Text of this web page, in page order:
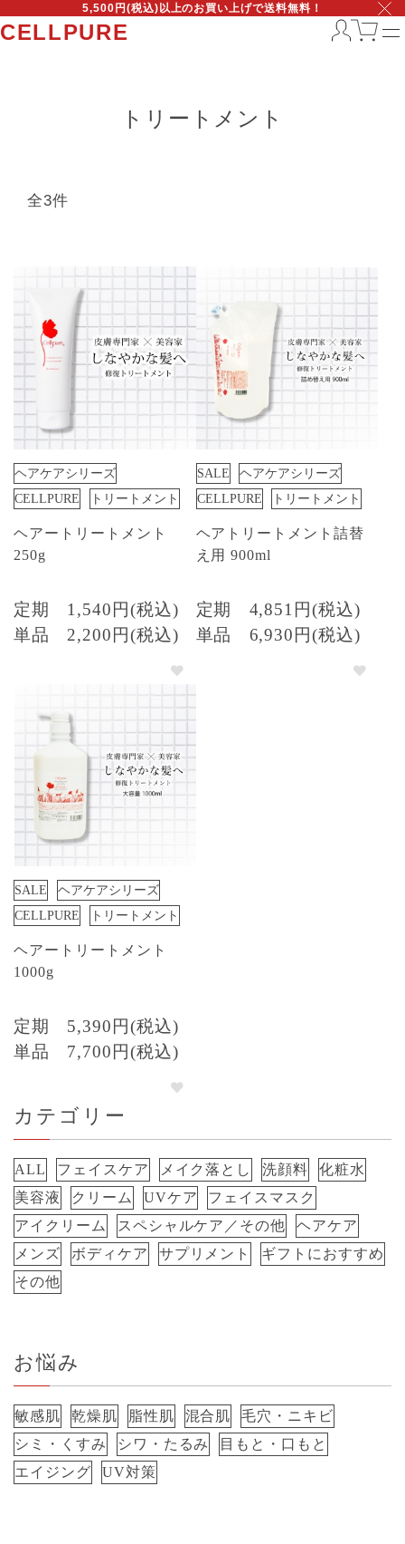
5,500円(税込)以上のお買い上げで送料無料！
CELLPURE
トリートメント
全3件
ヘアケアシリーズ
CELLPURE
トリートメント
ヘアートリートメント
250g
定期
1,540円(税込)
単品
2,200円(税込)
SALE
ヘアケアシリーズ
CELLPURE
トリートメント
ヘアトリートメント詰替
え用 900ml
定期
4,851円(税込)
単品
6,930円(税込)
SALE
ヘアケアシリーズ
CELLPURE
トリートメント
ヘアートリートメント
1000g
定期
5,390円(税込)
単品
7,700円(税込)
カテゴリー
ALL フェイスケア メイク落とし 洗顔料
化粧水
美容液
クリーム UVケア
フェイスマスク
アイクリーム
スペシャルケア／その他
ヘアケア
メンズ
ボディケア サプリメント
ギフトにおすすめ
その他
お悩み
敏感肌 乾燥肌 脂性肌 混合肌
毛穴・ニキビ
シミ・くすみ
シワ・たるみ
目もと・口もと
エイジング
UV対策